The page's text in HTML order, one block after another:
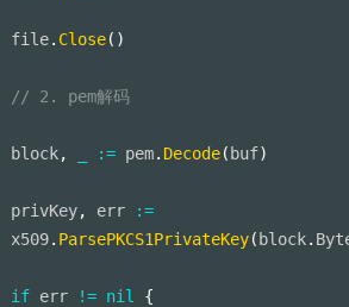
file. Close( )
// 2. pem解码
block, := pem. Decode( buf)
privKey, err
:=
x509. ParsePKCS1PrivateKey( block.
if err != nil {